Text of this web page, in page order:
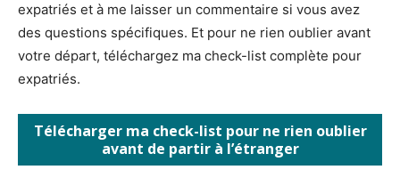
expatriés et à me laisser un commentaire si vous avez
des questions spécifiques. Et pour ne rien oublier avant
votre départ, téléchargez ma check-list complète pour
expatriés.
Télécharger ma check-list pour ne rien oublier
avant de partir à l’étranger